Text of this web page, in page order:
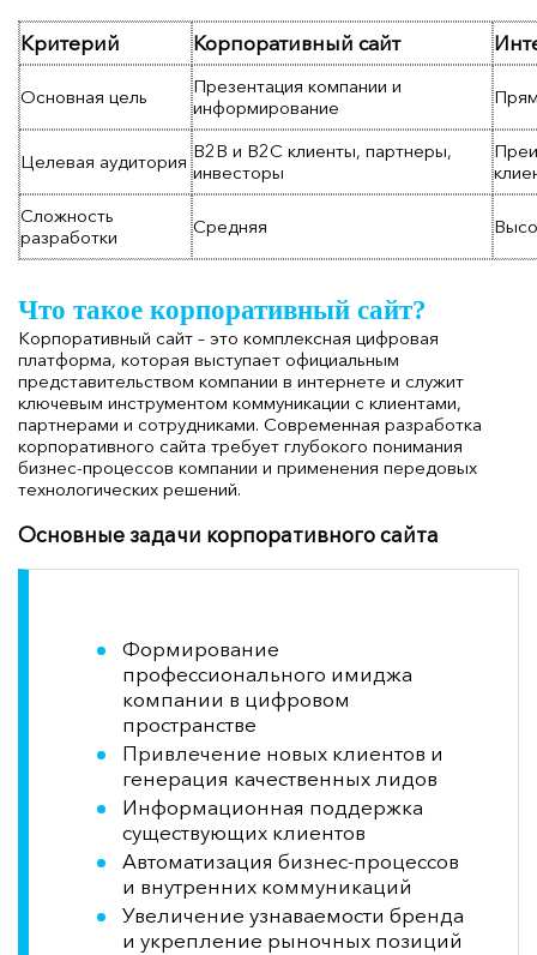
Критерий Корпоративный сайт
Основная цель
Презентация компании и
информирование
Целевая аудитория B2B и B2C клиенты, партнеры,
инвесторы
Сложность
разработки
Средняя
Что такое корпоративный сайт?
Корпоративный сайт – это комплексная цифровая
платформа, которая выступает официальным
представительством компании в интернете и служит
ключевым инструментом коммуникации с клиентами,
партнерами и сотрудниками. Современная разработка
корпоративного сайта требует глубокого понимания
бизнес-процессов компании и применения передовых
технологических решений.
Основные задачи корпоративного сайта
Формирование
профессионального имиджа
компании в цифровом
пространстве
Привлечение новых клиентов и
генерация качественных лидов
Информационная поддержка
существующих клиентов
Автоматизация бизнес-процессов
и внутренних коммуникаций
Увеличение узнаваемости бренда
и укрепление рыночных позиций